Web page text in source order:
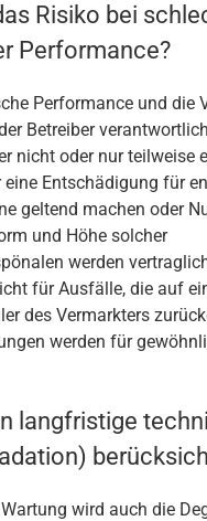
Risiko bei
Performance?
Performance und die
Betreiber
nicht oder nur teilweise
eine Entschädigung für
geltend machen oder
und Höhe solcher
werden
für Ausfälle, die auf
des Vermarkters
werden für
langfristige
wird auch die